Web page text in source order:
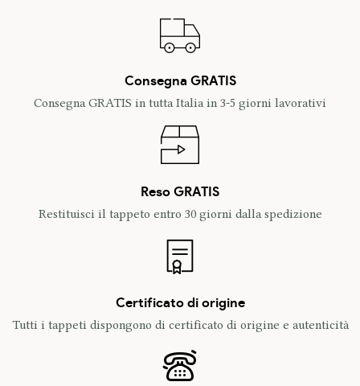
Consegna GRATIS
Consegna GRATIS in tutta Italia in 3-5 giorni lavorativi
Reso GRATIS
Restituisci il tappeto entro 30 giorni dalla spedizione
Certificato di origine
Tutti i tappeti dispongono di certificato di origine e autenticità